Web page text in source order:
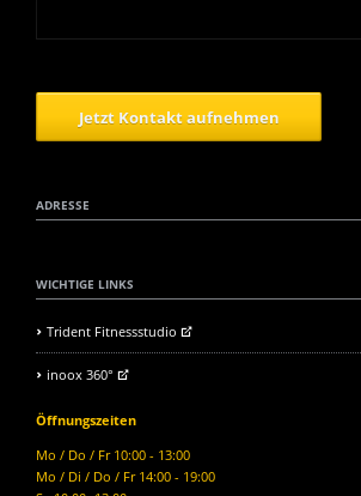
Jetzt Kontakt aufnehmen
ADRESSE
WICHTIGE LINKS
Trident Fitnessstudio
inoox 360°
Öffnungszeiten
Mo / Do / Fr 10:00 - 13:00
Mo / Di / Do / Fr 14:00 - 19:00